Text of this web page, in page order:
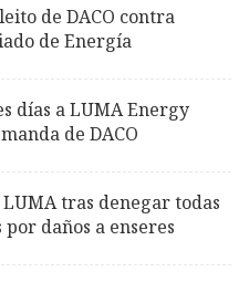
de DACO contra
de Energía
días a LUMA Energy
de DACO
LUMA tras denegar todas
daños a enseres